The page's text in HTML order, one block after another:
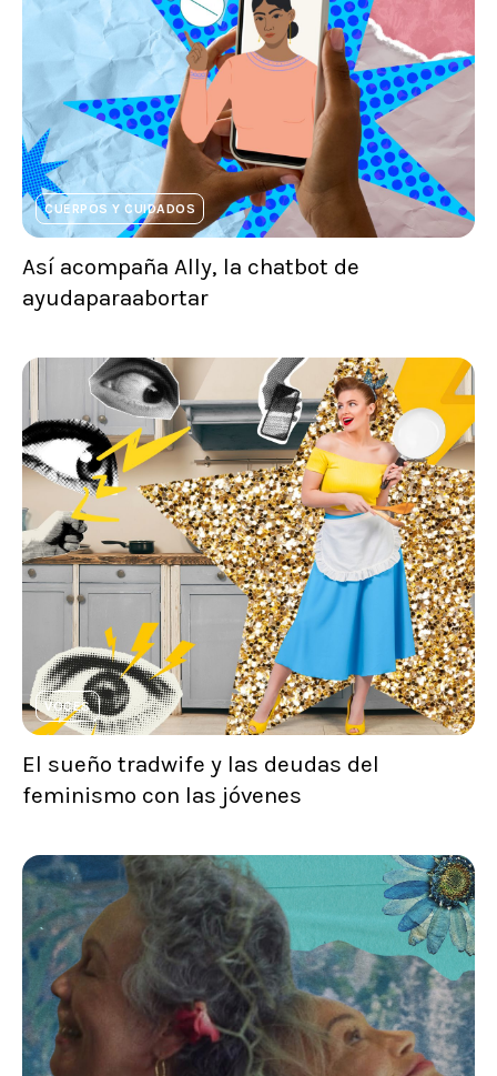
CUERPOS Y CUIDADOS
Así acompaña Ally, la chatbot de
ayudaparaabortar
VOCES
El sueño tradwife y las deudas del
feminismo con las jóvenes